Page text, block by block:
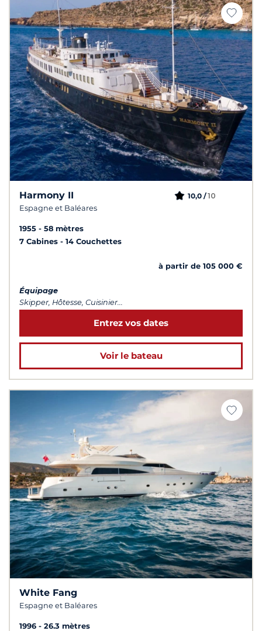
Harmony II
Espagne et Baléares
10,0 /10
1955
58 mètres
7 Cabines
14 Couchettes
à partir de 105 000 €
Équipage
Skipper, Hôtesse, Cuisinier...
Entrez vos dates
Voir le bateau
White Fang
Espagne et Baléares
1996
26.3 mètres